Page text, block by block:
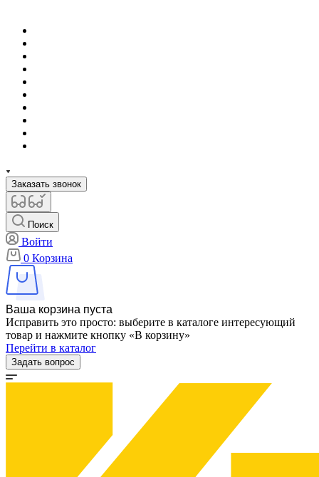
Заказать звонок
Поиск
Войти
0 Корзина
Ваша корзина пуста
Исправить это просто: выберите в каталоге интересующий
товар и нажмите кнопку «В корзину»
Перейти в каталог
Задать вопрос